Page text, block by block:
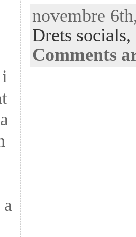
novembre
Drets socials,
Comments